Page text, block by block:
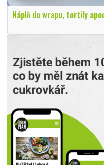
Náplň do wrapu, tortily